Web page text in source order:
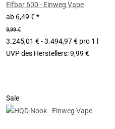
Elfbar 600 - Einweg Vape
ab 6,49 €*
9,99 €
3.245,01 € - 3.494,97 € pro 1 l
UVP des Herstellers:9,99 €
Sale